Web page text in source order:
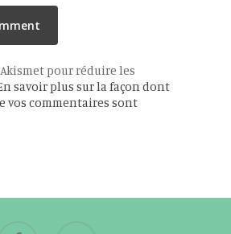
pour réduire les
savoir plus sur la façon dont
vos commentaires sont